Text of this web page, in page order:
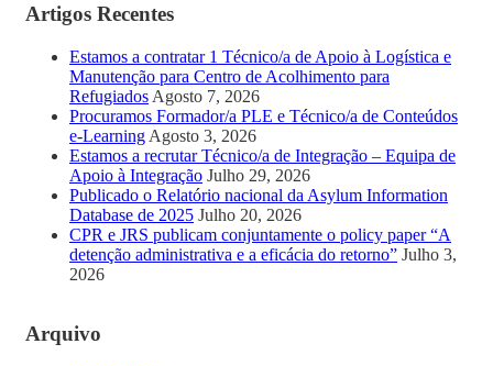
Artigos Recentes
Estamos a contratar 1 Técnico/a de Apoio à Logística e
Manutenção para Centro de Acolhimento para
Refugiados Agosto 7, 2026
Procuramos Formador/a PLE e Técnico/a de Conteúdos
e-Learning Agosto 3, 2026
Estamos a recrutar Técnico/a de Integração – Equipa de
Apoio à Integração Julho 29, 2026
Publicado o Relatório nacional da Asylum Information
Database de 2025 Julho 20, 2026
CPR e JRS publicam conjuntamente o policy paper “A
detenção administrativa e a eficácia do retorno” Julho 3,
2026
Arquivo